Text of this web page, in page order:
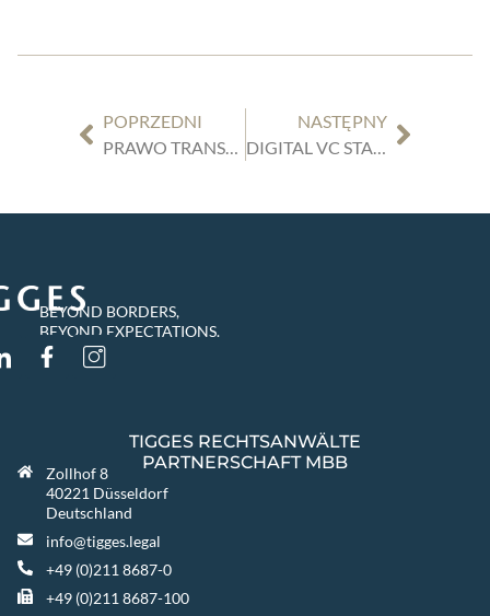
POPRZEDNI
NASTĘPNY
BEYOND BORDERS,
BEYOND EXPECTATIONS.
TIGGES RECHTSANWÄLTE
PARTNERSCHAFT MBB
Zollhof 8
40221 Düsseldorf
Deutschland
info@tigges.legal
+49 (0)211 8687-0
+49 (0)211 8687-100